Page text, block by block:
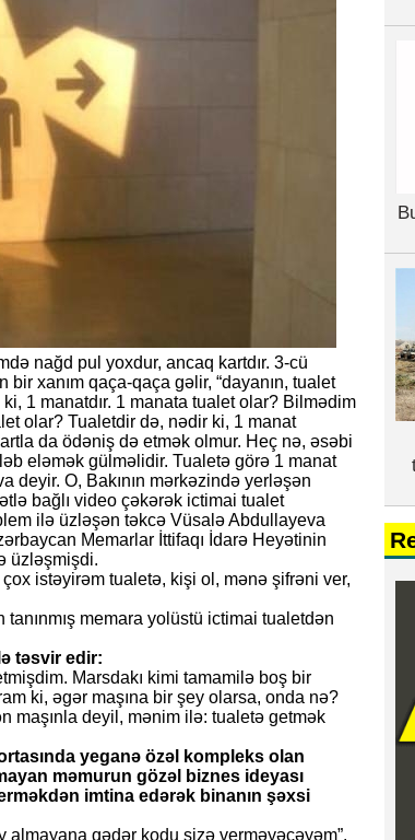
nağd pul yoxdur, ancaq kartdır. 3-cü
xanım qaça-qaça gəlir, “dayanın, tualet
1 manatdır. 1 manata tualet olar? Bilmədim
olar? Tualetdir də, nədir ki, 1 manat
da ödəniş də etmək olmur. Heç nə, əsəbi
eləmək gülməlidir. Tualetə görə 1 manat
O, Bakının mərkəzində yerləşən
bağlı video çəkərək ictimai tualet
ilə üzləşən təkcə Vüsalə Abdullayeva
Memarlar İttifaqı İdarə Heyətinin
üzləşmişdi.
istəyirəm tualetə, kişi ol, mənə şifrəni ver,
memara yolüstü ictimai tualetdən
təsvir edir:
Marsdakı kimi tamamilə boş bir
ki, əgər maşına bir şey olarsa, onda nə?
maşınla deyil, mənim ilə: tualetə getmək
yeganə özəl kompleks olan
məmurun gözəl biznes ideyası
imtina edərək binanın şəxsi
qədər kodu sizə verməyəcəyəm”.